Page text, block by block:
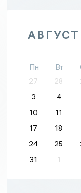
АВГУСТ
Пн Вт
27
28
3
4
10
11
17
18
24
25
31
1